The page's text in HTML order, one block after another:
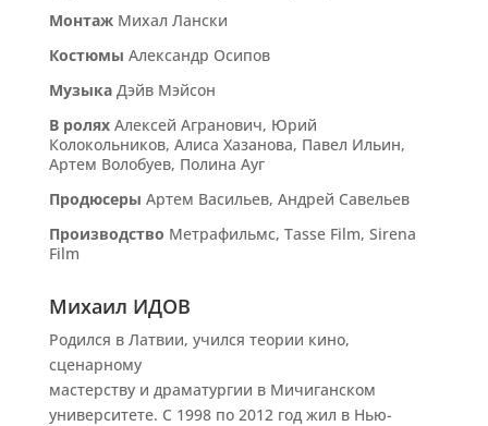
Монтаж Михал Лански
Костюмы Александр Осипов
Музыка Дэйв Мэйсон
В ролях Алексей Агранович, Юрий
Колокольников, Алиса Хазанова, Павел Ильин,
Артем Волобуев, Полина Ауг
Продюсеры Артем Васильев, Андрей Савельев
Производство Метрафильмс, Tasse Film, Sirena
Film
Михаил ИДОВ
Родился в Латвии, учился теории кино,
сценарному
мастерству и драматургии в Мичиганском
университете. C 1998 по 2012 год жил в Нью-